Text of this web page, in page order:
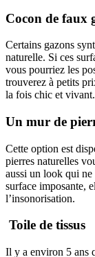
Cocon de faux
Certains gazons
naturelle. Si ces
vous pourriez les
trouverez à petits
la fois chic et vivant.
Un mur de
Cette option est
pierres naturelles
aussi un look qui ne
surface imposante,
l’insonorisation.
Toile de tissus
Il y a environ 5 ans